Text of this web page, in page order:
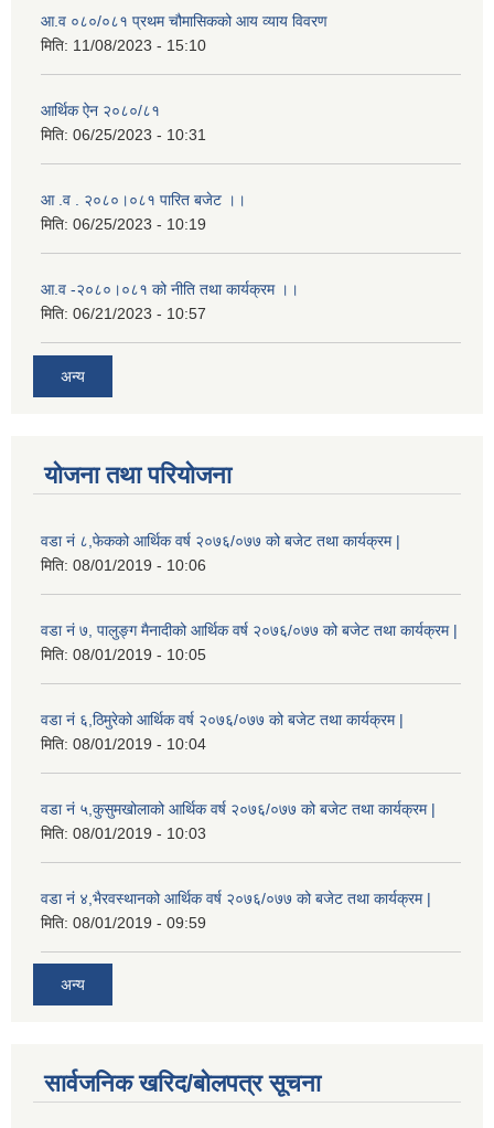
आ.व ०८०/०८१ प्रथम चौमासिकको आय व्याय विवरण
मिति: 11/08/2023 - 15:10
आर्थिक ऐन २०८०/८१
मिति: 06/25/2023 - 10:31
आ .व . २०८०।०८१ पारित बजेट ।।
मिति: 06/25/2023 - 10:19
आ.व -२०८०।०८१ को नीति तथा कार्यक्रम ।।
मिति: 06/21/2023 - 10:57
अन्य
योजना तथा परियोजना
वडा नं ८,फेकको आर्थिक वर्ष २०७६/०७७ को बजेट तथा कार्यक्रम |
मिति: 08/01/2019 - 10:06
वडा नं ७, पालुङ्ग मैनादीको आर्थिक वर्ष २०७६/०७७ को बजेट तथा कार्यक्रम |
मिति: 08/01/2019 - 10:05
वडा नं ६,ठिमुरेको आर्थिक वर्ष २०७६/०७७ को बजेट तथा कार्यक्रम |
मिति: 08/01/2019 - 10:04
वडा नं ५,कुसुमखोलाको आर्थिक वर्ष २०७६/०७७ को बजेट तथा कार्यक्रम |
मिति: 08/01/2019 - 10:03
वडा नं ४,भैरवस्थानको आर्थिक वर्ष २०७६/०७७ को बजेट तथा कार्यक्रम |
मिति: 08/01/2019 - 09:59
अन्य
सार्वजनिक खरिद/बोलपत्र सूचना